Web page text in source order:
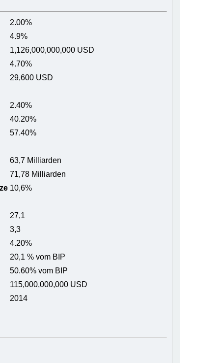
2.00%
4.9%
1,126,000,000,000 USD
4.70%
29,600 USD
2.40%
40.20%
57.40%
63,7 Milliarden
71,78 Milliarden
10,6%
27,1
3,3
4.20%
20,1 % vom BIP
50.60% vom BIP
115,000,000,000 USD
2014